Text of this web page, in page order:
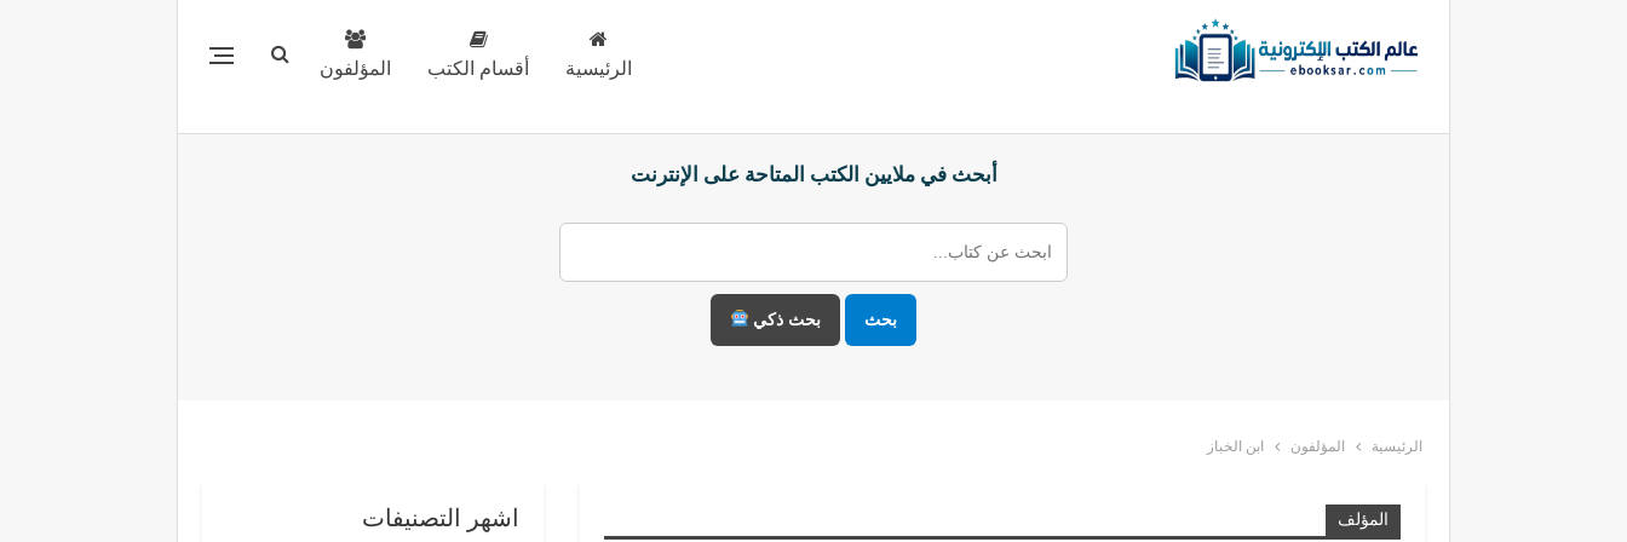
الرئيسية أقسام الكتب المؤلفون
أبحث في ملايين الكتب المتاحة على الإنترنت
بحث بحث ذكي
الرئيسية المؤلفون ابن الخباز
المؤلف اشهر التصنيفات